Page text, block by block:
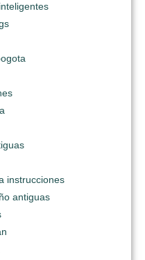
instrucciones
antiguas